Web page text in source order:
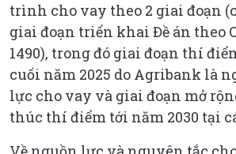
trình cho vay theo 2 giai đoạn
giai đoạn triển khai Đề án theo
1490), trong đó giai đoạn thí
cuối năm 2025 do Agribank là
lực cho vay và giai đoạn mở
thúc thí điểm tới năm 2030 tại